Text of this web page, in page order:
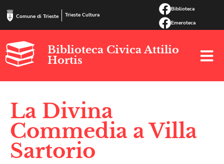
Comune di Trieste Trieste Cultura
Biblioteca
Emeroteca
Biblioteca Civica Attilio
Hortis
La Divina
Commedia a Villa
Sartorio